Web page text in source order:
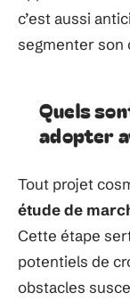
c’est aussi
segmenter son
Quels
adopter
Tout projet
étude de
Cette étape
potentiels de
obstacles